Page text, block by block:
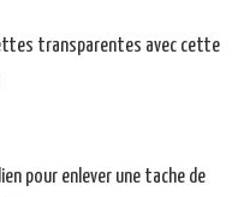
transparentes avec cette
pour enlever une tache de